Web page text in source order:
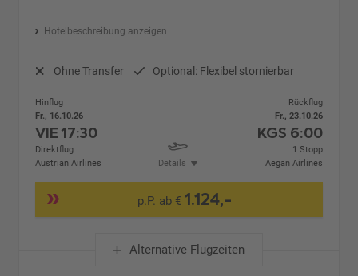
Hotelbeschreibung anzeigen
Ohne Transfer Optional: Flexibel stornierbar
Hinflug
Fr., 16.10.26
VIE17:30
Direktflug
Austrian Airlines
Details
Rückflug
Fr., 23.10.26
KGS 6:00
1 Stopp
Aegan Airlines
p.P. ab €1.124,-
Alternative Flugzeiten